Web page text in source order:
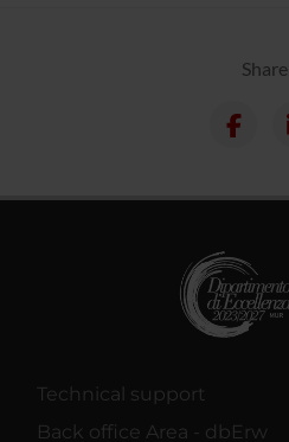
Share
Technical support
Back office Area - dbErw